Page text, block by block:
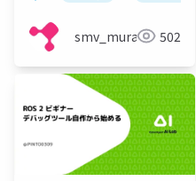
smv_murakami502